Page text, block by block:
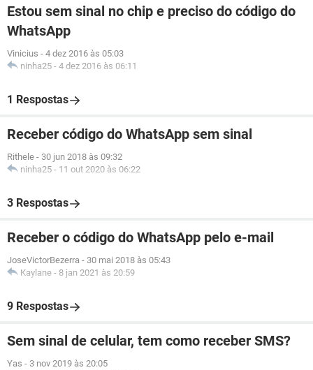
Estou sem sinal no chip e preciso do código do
WhatsApp
Vinicius - 4 dez 2016 às 05:03
ninha25 - 4 dez 2016 às 06:11
1 Respostas
Receber código do WhatsApp sem sinal
Rithele - 30 jun 2018 às 09:32
ninha25 - 11 out 2020 às 06:22
3 Respostas
Receber o código do WhatsApp pelo e-mail
JoseVictorBezerra - 30 mai 2018 às 05:43
Kaylane - 8 jan 2021 às 20:59
9 Respostas
Sem sinal de celular, tem como receber SMS?
Yas - 3 nov 2019 às 20:05